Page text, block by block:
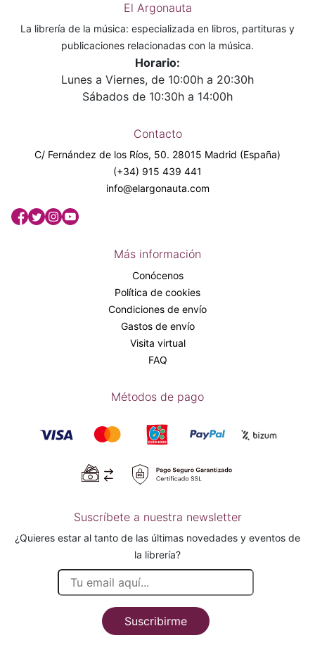
El Argonauta
La librería de la música: especializada en libros, partituras y
publicaciones relacionadas con la música.
Horario:
Lunes a Viernes, de 10:00h a 20:30h
Sábados de 10:30h a 14:00h
Contacto
C/ Fernández de los Ríos, 50. 28015 Madrid (España)
(+34) 915 439 441
info@elargonauta.com
Más información
Conócenos
Política de cookies
Condiciones de envío
Gastos de envío
Visita virtual
FAQ
Métodos de pago
Suscríbete a nuestra newsletter
¿Quieres estar al tanto de las últimas novedades y eventos de
la librería?
Suscribirme